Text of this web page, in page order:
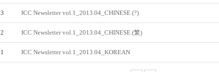
3 ICC Newsletter vol.1_2013.04_CHINESE (?)
2 ICC Newsletter vol.1_2013.04_CHINESE (繁)
1 ICC Newsletter vol.1_2013.04_KOREAN